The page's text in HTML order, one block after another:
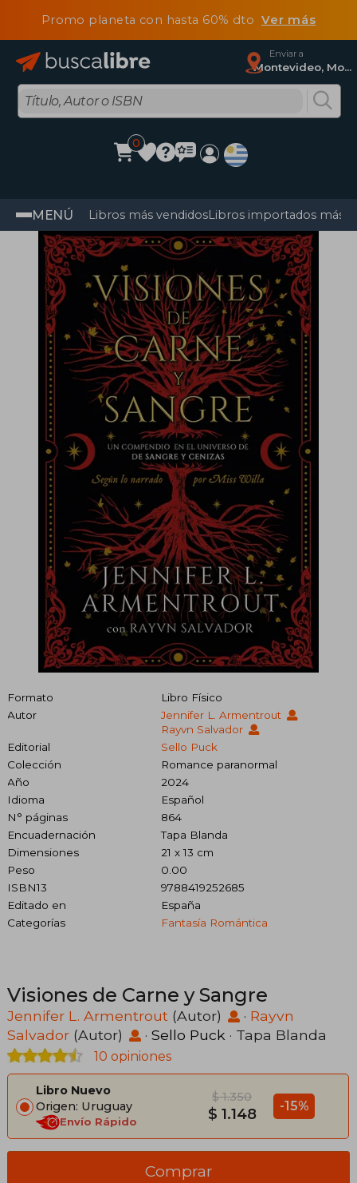
Promo planeta con hasta 60% dtoVer más
Enviar a
Montevideo, Montevideo
0
MENÚ Libros más vendidosLibros importados más
Formato
Libro Físico
Autor
Jennifer L. Armentrout
Rayvn Salvador
Editorial
Sello Puck
Colección
Romance paranormal
Año
2024
Idioma
Español
N° páginas
864
Encuadernación
Tapa Blanda
Dimensiones
21 x 13 cm
Peso
0.00
ISBN13
9788419252685
Editado en
España
Categorías
Fantasía Romántica
Visiones de Carne y Sangre
Jennifer L. Armentrout (Autor) · Rayvn
Salvador (Autor) · Sello Puck · Tapa Blanda
10 opiniones
Libro Nuevo
Origen: Uruguay
Envío Rápido
$ 1.350
$ 1.148 -15%
Comprar